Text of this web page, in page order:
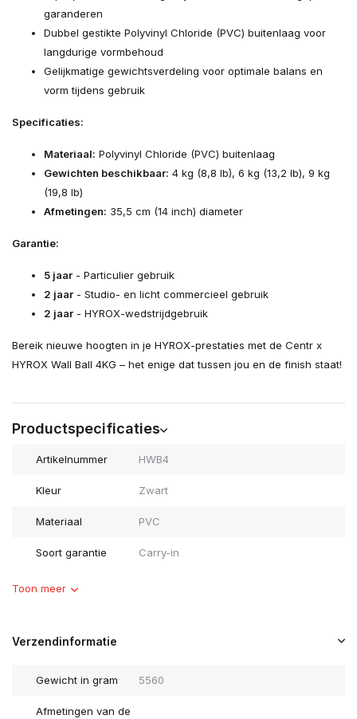
garanderen
Dubbel gestikte Polyvinyl Chloride (PVC) buitenlaag voor
langdurige vormbehoud
Gelijkmatige gewichtsverdeling voor optimale balans en
vorm tijdens gebruik
Specificaties:
Materiaal: Polyvinyl Chloride (PVC) buitenlaag
Gewichten beschikbaar: 4 kg (8,8 lb), 6 kg (13,2 lb), 9 kg
(19,8 lb)
Afmetingen: 35,5 cm (14 inch) diameter
Garantie:
5 jaar - Particulier gebruik
2 jaar - Studio- en licht commercieel gebruik
2 jaar - HYROX-wedstrijdgebruik
Bereik nieuwe hoogten in je HYROX-prestaties met de Centr x
HYROX Wall Ball 4KG – het enige dat tussen jou en de finish staat!
Productspecificaties
Artikelnummer HWB4
Kleur Zwart
Materiaal PVC
Soort garantie Carry-in
Toon meer
Verzendinformatie
Gewicht in gram 5560
Afmetingen van de